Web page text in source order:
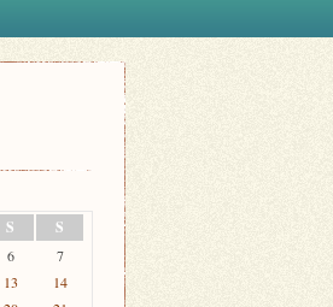
S S
6
7
13
14